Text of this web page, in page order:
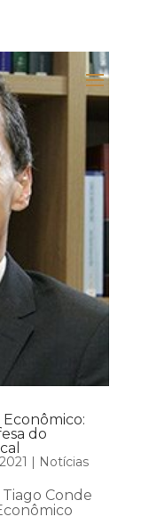
do
| Notícias
Conde